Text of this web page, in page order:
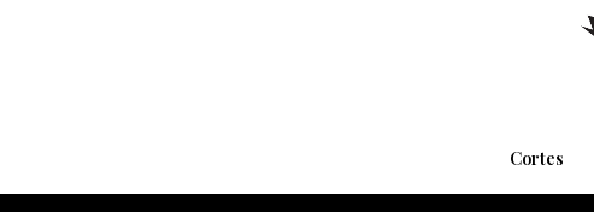
Cortes